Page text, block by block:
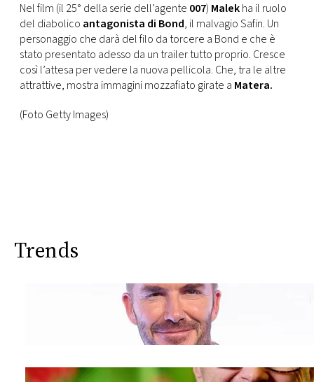
Nel film (il 25° della serie dell’agente 007) Malekha il ruolo
del diabolico antagonista di Bond, il malvagio Safin. Un
personaggio che darà del filo da torcere a Bond e che è
stato presentato adesso da un trailer tutto proprio. Cresce
così l’attesa per vedere la nuova pellicola. Che, tra le altre
attrattive, mostra immagini mozzafiato girate a Matera.
(Foto Getty Images)
Trends